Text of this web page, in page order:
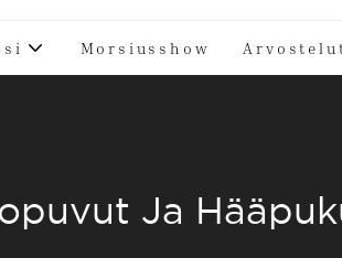
Morsiusshow
Ja